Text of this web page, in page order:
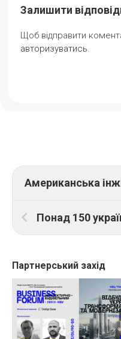
Залишити
Щоб відправити
авторизуватись.
Партнерський захід